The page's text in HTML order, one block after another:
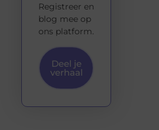
Registreer en
blog mee op
ons platform.
Deel je
verhaal